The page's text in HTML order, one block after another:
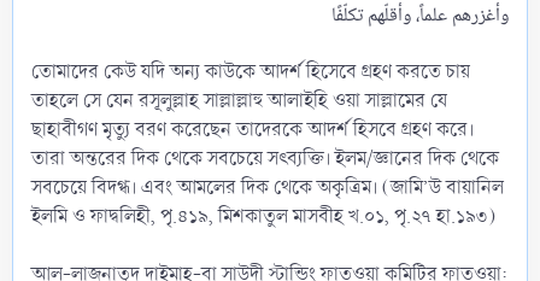
তোমাদের কেউ যদি অন্য কাউকে আদর্শ হিসেবে গ্রহণ করতে চায়
তাহলে সে যেন রসূলুল্লাহ সাল্লাল্লাহু আলাইহি ওয়া সাল্লামের যে
ছাহাবীগণ মৃত্যু বরণ করেছেন তাদেরকে আদর্শ হিসবে গ্রহণ করে।
তারা অন্তরের দিক থেকে সবচেয়ে সৎব্যক্তি। ইলম/জ্ঞানের দিক থেকে
সবচেয়ে বিদগ্ধ। এবং আমলের দিক থেকে অকৃত্রিম। (জামি’উ বায়ানিল
ইলমি ও ফাদ্বলিহী, পৃ.৪১৯, মিশকাতুল মাসবীহ খ.০১, পৃ.২৭ হা.১৯৩)
আল-লাজনাতুদ দাইমাহ-বা সাউদী স্টান্ডিং ফাতওয়া কমিটির ফাতওয়া: